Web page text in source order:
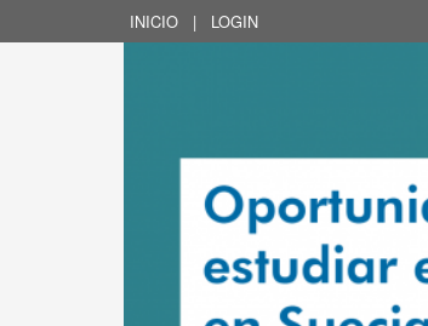
INICIO | LOGIN